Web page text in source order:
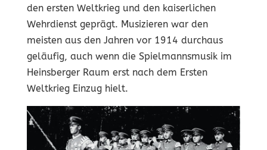
den ersten Weltkrieg und den kaiserlichen
Wehrdienst geprägt. Musizieren war den
meisten aus den Jahren vor 1914 durchaus
geläufig, auch wenn die Spielmannsmusik im
Heinsberger Raum erst nach dem Ersten
Weltkrieg Einzug hielt.